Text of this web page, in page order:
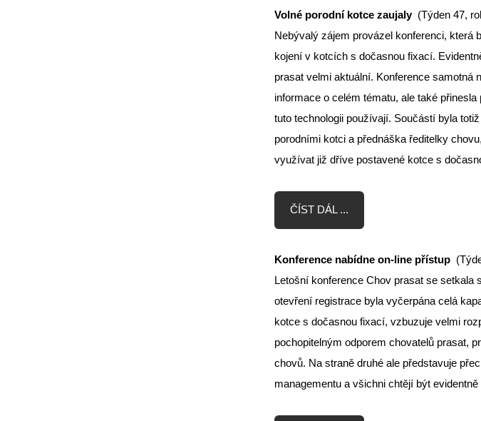
Volné porodní kotce zaujaly(Týden 47,
Nebývalý zájem provázel konferenci, která
kojení v kotcích s dočasnou fixací.
prasat velmi aktuální. Konference samotná
informace o celém tématu, ale také
tuto technologii používají. Součástí byla
porodními kotci a přednáška ředitelky
využívat již dříve postavené kotce s
ČÍST DÁL ...
Konference nabídne on-line přístup
Letošní konference Chov prasat se
otevření registrace byla vyčerpána celá
kotce s dočasnou fixací, vzbuzuje velmi
pochopitelným odporem chovatelů prasat,
chovů. Na straně druhé ale představuje
managementu a všichni chtějí být